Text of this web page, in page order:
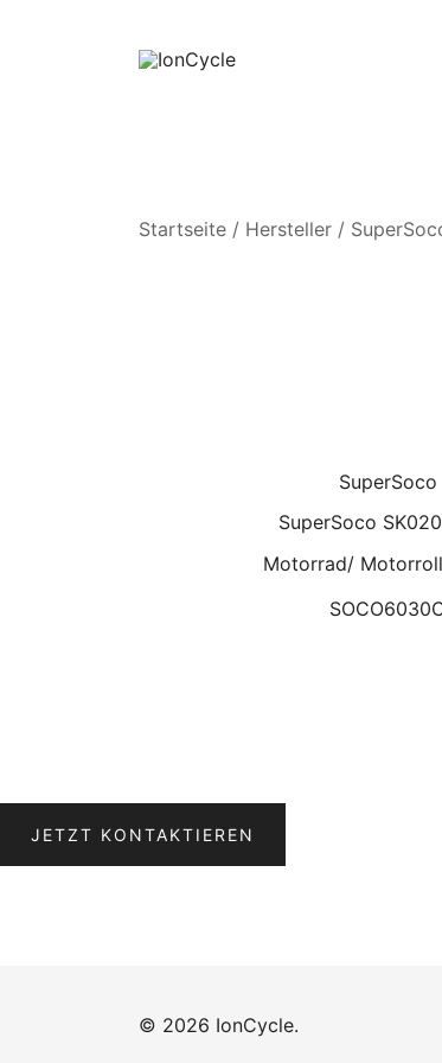
Reparatur E-Bike Akku E-Auto
Startseite / Hersteller /
SuperSoco
SuperSoco
Motorrad/
JETZT KONTAKTIEREN
© 2026 IonCycle.